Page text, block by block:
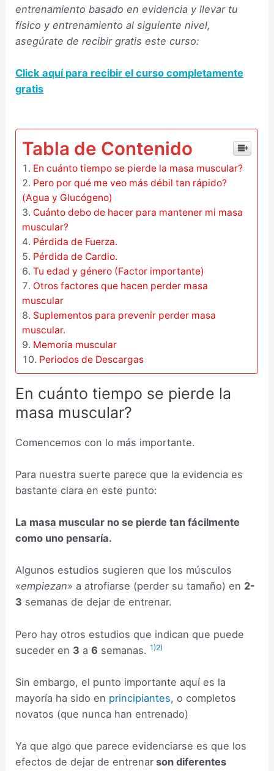
entrenamiento basado en evidencia y llevar tu
físico y entrenamiento al siguiente nivel,
asegúrate de recibir gratis este curso:
Click aquí para recibir el curso completamente
gratis
Tabla de Contenido
En cuánto tiempo se pierde la masa muscular?
Pero por qué me veo más débil tan rápido?
(Agua y Glucógeno)
Cuánto debo de hacer para mantener mi masa
muscular?
Pérdida de Fuerza.
Pérdida de Cardio.
Tu edad y género (Factor importante)
Otros factores que hacen perder masa
muscular
Suplementos para prevenir perder masa
muscular.
Memoria muscular
Periodos de Descargas
En cuánto tiempo se pierde la
masa muscular?
Comencemos con lo más importante.
Para nuestra suerte parece que la evidencia es
bastante clara en este punto:
La masa muscular no se pierde tan fácilmente
como uno pensaría.
Algunos estudios sugieren que los músculos
«empiezan» a atrofiarse (perder su tamaño) en 2-
3 semanas de dejar de entrenar.
Pero hay otros estudios que indican que puede
suceder en 3 a6 semanas.1)2)
Sin embargo, el punto importante aquí es la
mayoría ha sido en principiantes, o completos
novatos (que nunca han entrenado)
Ya que algo que parece evidenciarse es que los
efectos de dejar de entrenar son diferentes